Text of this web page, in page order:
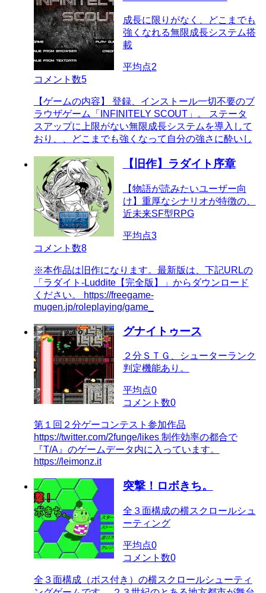
成長に限りがなく、どこまでも
強くなれる無限成長システム搭
載
平均点2
コメント数5
【ゲームの内容】 登録、インストール一切不要のブ
ラウザゲーム「INFINITELY SCOUT」。 ステータ
スアップに上限がない無限成長システムを導入して
おり、、どこまでも強くなって自分の強さに酔いし
【旧作】ラダイト序章
【物語が読みたいユーザー向
け】重厚なシナリオが特徴の、
近未来SF型RPG
平均点3
コメント数8
※本作品は旧作になります。最新版は、下記URLの
「ラダイト-Luddite【完全版】」からダウンロード
ください。 https://freegame-
mugen.jp/roleplaying/game_
グナイトゥース
２分ＳＴＧ、シューターランク
判定機能あり。
平均点0
コメント数0
第１回２分ゲーコンテスト参加作品
https://twitter.com/2funge/likes 制作効率の都合で
『T/A』のゲームデータ内に入っています。
https://leimonz.it
突撃！ロボきち。
全３面構成の横スクロールシュ
ーティング
平均点0
コメント数0
全３面構成（ボス付き）の横スクロールシューティ